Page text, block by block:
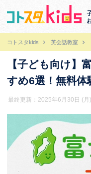
コトスタkids 英会話教室
【子ども向け】
すめ6選！無料体
最終更新：2025年6月30日 (月